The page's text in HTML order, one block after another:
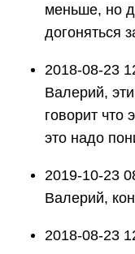
меньше, но
догоняться
2018-08-23
Валерий,
говорит что
это надо
2019-10-23
Валерий,
2018-08-23